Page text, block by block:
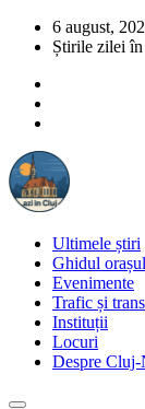
6 august,
Știrile zilei
Ultimele știri
Ghidul
Evenimente
Trafic și
Instituții
Locuri
Despre Cluj-